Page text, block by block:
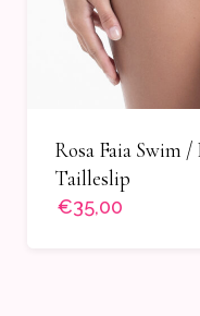
Rosa Faia Swim
Tailleslip
€35,00